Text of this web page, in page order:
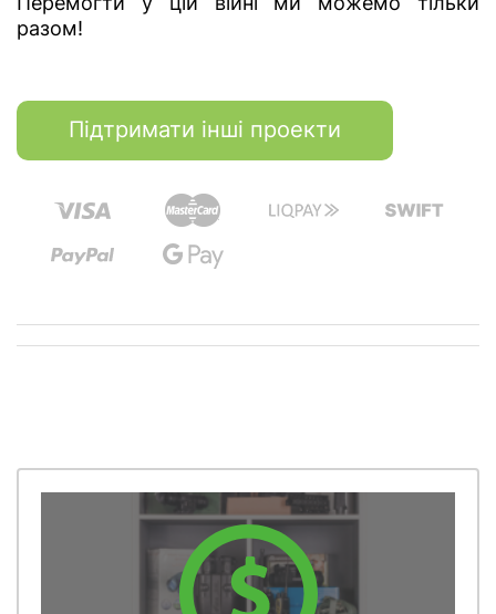
разом!
Підтримати інші проекти